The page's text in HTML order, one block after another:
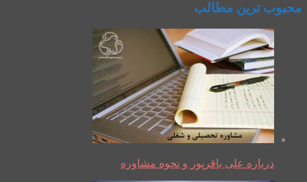
محبوب ترین مطالب
درباره علی باقرپور و نحوه مشاوره